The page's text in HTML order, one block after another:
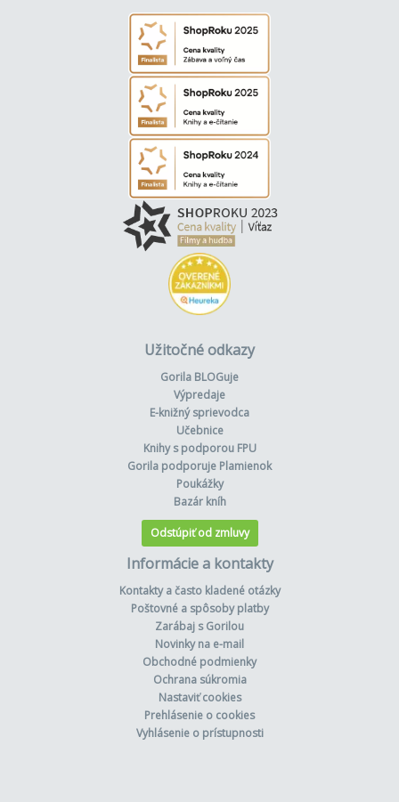
Užitočné odkazy
Gorila BLOGuje
Výpredaje
E-knižný sprievodca
Učebnice
Knihy s podporou FPU
Gorila podporuje Plamienok
Poukážky
Bazár kníh
Odstúpiť od zmluvy
Informácie a kontakty
Kontakty a často kladené otázky
Poštovné a spôsoby platby
Zarábaj s Gorilou
Novinky na e-mail
Obchodné podmienky
Ochrana súkromia
Nastaviť cookies
Prehlásenie o cookies
Vyhlásenie o prístupnosti